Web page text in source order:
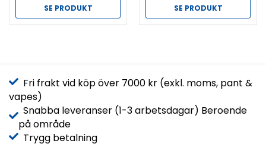
SE PRODUKT SE PRODUKT
Fri frakt vid köp över 7000 kr (exkl. moms, pant &
vapes)
Snabba leveranser (1-3 arbetsdagar) Beroende
på område
Trygg betalning